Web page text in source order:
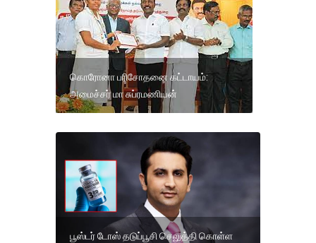
கொரோனா பரிசோதனை கட்டாயம்:
அமைச்சர் மா சுப்ரமணியன்
பூஸ்டர் டோஸ் தடுப்பூசி செலுத்தி கொள்ள